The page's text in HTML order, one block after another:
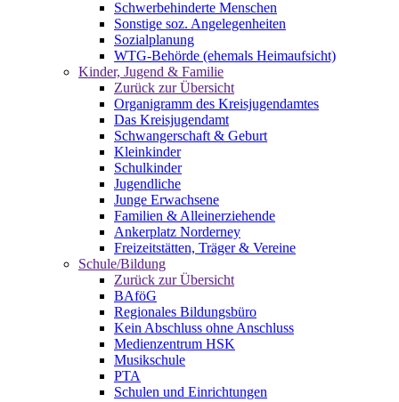
Schwerbehinderte Menschen
Sonstige soz. Angelegenheiten
Sozialplanung
WTG-Behörde (ehemals Heimaufsicht)
Kinder, Jugend & Familie
Zurück zur Übersicht
Organigramm des Kreisjugendamtes
Das Kreisjugendamt
Schwangerschaft & Geburt
Kleinkinder
Schulkinder
Jugendliche
Junge Erwachsene
Familien & Alleinerziehende
Ankerplatz Norderney
Freizeitstätten, Träger & Vereine
Schule/Bildung
Zurück zur Übersicht
BAföG
Regionales Bildungsbüro
Kein Abschluss ohne Anschluss
Medienzentrum HSK
Musikschule
PTA
Schulen und Einrichtungen